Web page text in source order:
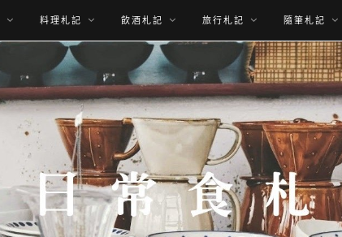
料理札記 飲酒札記 旅行札記 隨筆札記